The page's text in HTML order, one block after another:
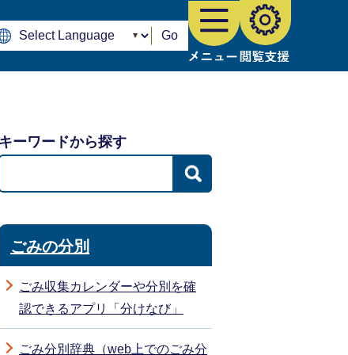
Go
キーワードから探す
ごみの分別
ごみ収集カレンダーや分別を確
認できるアプリ「分けなび」
ごみ分別辞典（web上でのごみ分